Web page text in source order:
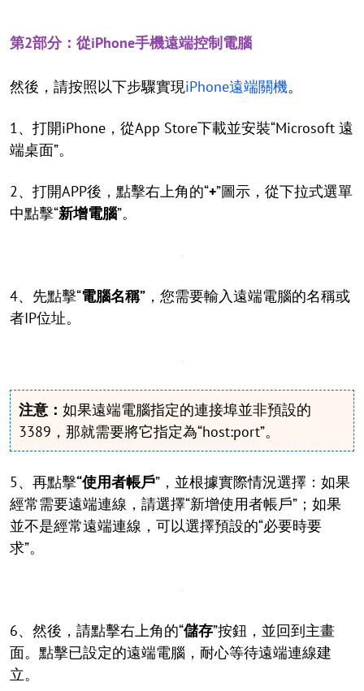
第2部分：從iPhone手機遠端控制電腦
然後，請按照以下步驟實現iPhone遠端關機。
1、打開iPhone，從App Store下載並安裝“Microsoft 遠
端桌面”。
2、打開APP後，點擊右上角的“+”圖示，從下拉式選單
中點擊“新增電腦”。
4、先點擊“電腦名稱” ，您需要輸入遠端電腦的名稱或
者IP位址。
注意： 如果遠端電腦指定的連接埠並非預設的
3389，那就需要將它指定為“host:port”。
5、再點擊“使用者帳戶”，並根據實際情況選擇：如果
經常需要遠端連線，請選擇“新增使用者帳戶”；如果
並不是經常遠端連線，可以選擇預設的“必要時要
求”。
6、然後，請點擊右上角的“儲存”按鈕，並回到主畫
面。點擊已設定的遠端電腦，耐心等待遠端連線建
立。